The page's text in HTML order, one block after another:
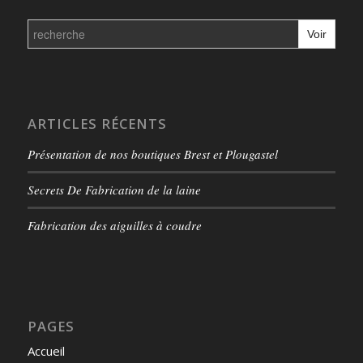
Search
for:
ARTICLES RÉCENTS
Présentation de nos boutiques Brest et Plougastel
Secrets De Fabrication de la laine
Fabrication des aiguilles à coudre
PAGES
Accueil